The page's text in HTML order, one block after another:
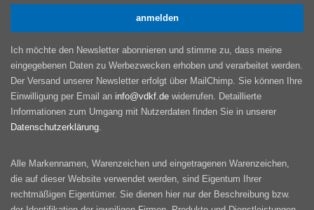
Ich möchte den Newsletter abonnieren und stimme zu, dass meine
eingegebenen Daten zu Werbezwecken erhoben und verarbeitet werden.
Der Versand unserer Newsletter erfolgt über MailChimp. Sie können Ihre
Einwilligung per Email an info@vdkf.de widerrufen. Detaillierte
Informationen zum Umgang mit Nutzerdaten finden Sie in unserer
Datenschutzerklärung
Alle Markennamen, Warenzeichen und eingetragenen Warenzeichen,
die auf dieser Website verwendet werden, sind Eigentum Ihrer
rechtmäßigen Eigentümer. Sie dienen hier nur der Beschreibung bzw.